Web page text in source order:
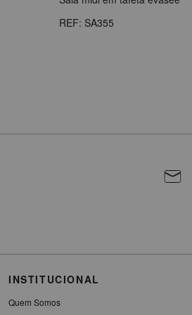
REF: SA355
INSTITUCIONAL
Quem Somos